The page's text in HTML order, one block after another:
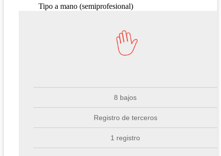
Tipo a mano (semiprofesional)
8 bajos
Registro de terceros
1 registro